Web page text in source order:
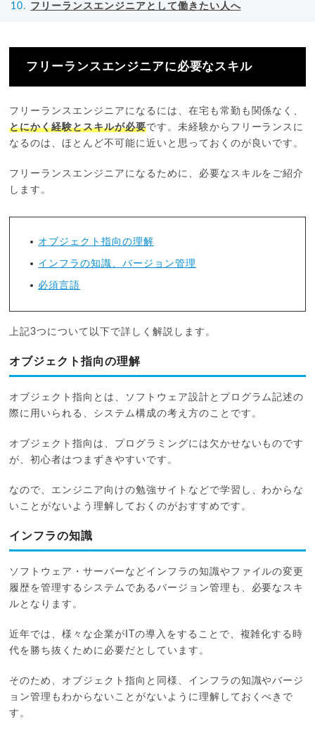
フリーランスエンジニアとして働きたい人へ
フリーランスエンジニアに必要なスキル
フリーランスエンジニアになるには、在宅も常勤も関係なく、
とにかく経験とスキルが必要です。未経験からフリーランスに
なるのは、ほとんど不可能に近いと思っておくのが良いです。
フリーランスエンジニアになるために、必要なスキルをご紹介
します。
オブジェクト指向の理解
インフラの知識、バージョン管理
必須言語
上記3つについて以下で詳しく解説します。
オブジェクト指向の理解
オブジェクト指向とは、ソフトウェア設計とプログラム記述の
際に用いられる、システム構成の考え方のことです。
オブジェクト指向は、プログラミングには欠かせないものです
が、初心者はつまずきやすいです。
なので、エンジニア向けの勉強サイトなどで学習し、わからな
いことがないよう理解しておくのがおすすめです。
インフラの知識
ソフトウェア・サーバーなどインフラの知識やファイルの変更
履歴を管理するシステムであるバージョン管理も、必要なスキ
ルとなります。
近年では、様々な企業がITの導入をすることで、複雑化する時
代を勝ち抜くために必要だとしています。
そのため、オブジェクト指向と同様、インフラの知識やバージ
ョン管理もわからないことがないように理解しておくべきで
す。